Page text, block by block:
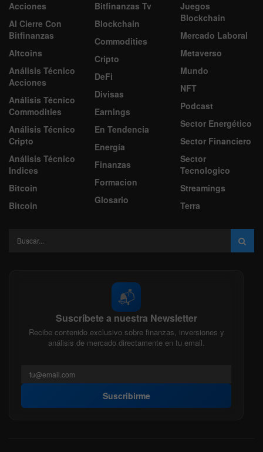
Acciones
Al Cierre Con
Bitfinanzas
Altcoins
Análisis Técnico
Acciones
Análisis Técnico
Commodities
Análisis Técnico
Cripto
Análisis Técnico
Indices
Bitcoin
Bitcoin
Bitfinanzas Tv
Blockchain
Commodities
Cripto
DeFi
Divisas
Earnings
En Tendencia
Energía
Finanzas
Formacion
Glosario
Juegos
Blockchain
Mercado Laboral
Metaverso
Mundo
NFT
Podcast
Sector Energético
Sector Financiero
Sector
Tecnologico
Streamings
Terra
📬
Suscríbete a nuestra Newsletter
Recibe contenido exclusivo sobre finanzas, inversiones y
análisis de mercado directamente en tu email.
Suscribirme